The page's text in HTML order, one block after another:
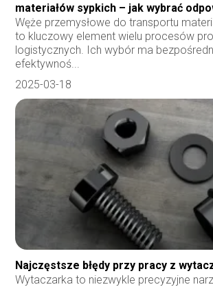
materiałów sypkich – jak wybrać
Węże przemysłowe do transportu
to kluczowy element wielu procesów
logistycznych. Ich wybór ma
efektywnoś...
2025-03-18
Najczęstsze błędy przy pracy z
Wytaczarka to niezwykle precyzyjne